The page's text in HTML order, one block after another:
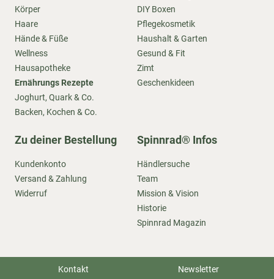
Körper
Haare
Hände & Füße
Wellness
Hausapotheke
Ernährungs Rezepte
Joghurt, Quark & Co.
Backen, Kochen & Co.
DIY Boxen
Pflegekosmetik
Haushalt & Garten
Gesund & Fit
Zimt
Geschenkideen
Zu deiner Bestellung
Kundenkonto
Versand & Zahlung
Widerruf
Spinnrad® Infos
Händlersuche
Team
Mission & Vision
Historie
Spinnrad Magazin
Kontakt Newsletter